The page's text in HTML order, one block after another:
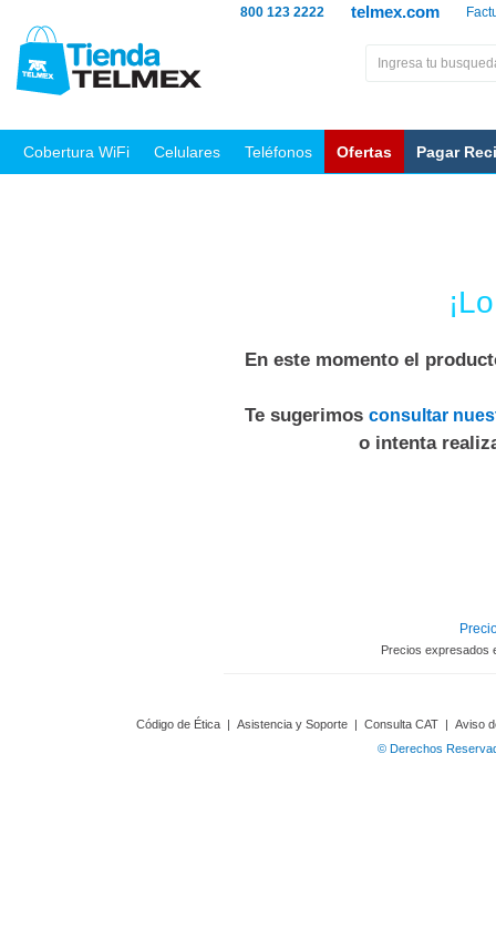
telmex.com
800 123 2222
Cobertura WiFi Celulares Teléfonos Ofertas Pagar
En este momento el
Te sugerimos consultar
o intenta
Precios expresados
Código de Ética | Asistencia y Soporte | Consulta CAT | Aviso
© Derechos